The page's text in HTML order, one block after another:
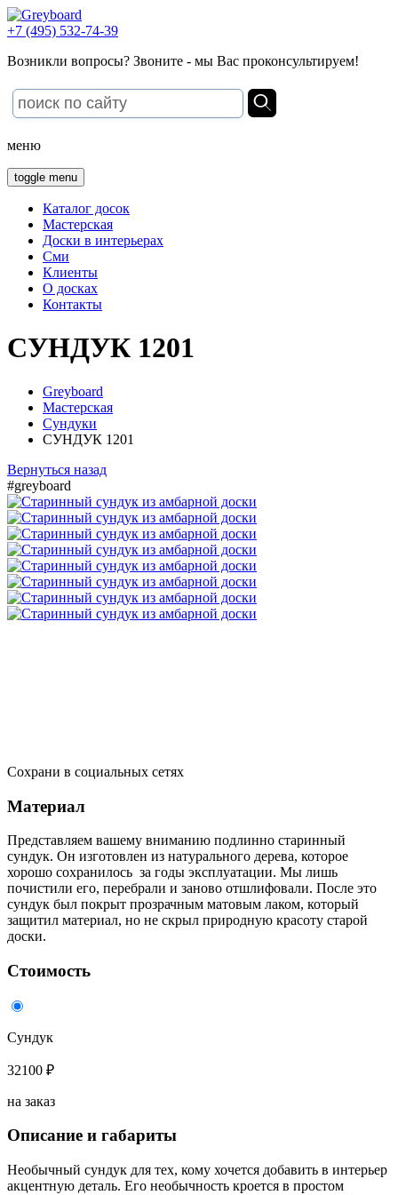
+7 (495) 532-74-39
Возникли вопросы? Звоните - мы Вас проконсультируем!
меню
toggle menu
Каталог досок
Мастерская
Доски в интерьерах
Сми
Клиенты
О досках
Контакты
СУНДУК 1201
Greyboard
Мастерская
Сундуки
СУНДУК 1201
Вернуться назад
#greyboard
Сохрани в социальных сетях
Материал
Представляем вашему вниманию подлинно старинный
сундук. Он изготовлен из натурального дерева, которое
хорошо сохранилось за годы эксплуатации. Мы лишь
почистили его, перебрали и заново отшлифовали. После это
сундук был покрыт прозрачным матовым лаком, который
защитил материал, но не скрыл природную красоту старой
доски.
Стоимость
Сундук
32100 ₽
на заказ
Описание и габариты
Необычный сундук для тех, кому хочется добавить в интерьер
акцентную деталь. Его необычность кроется в простом